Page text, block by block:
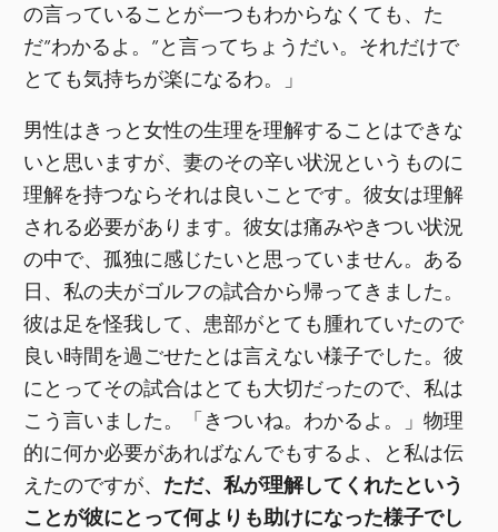
の言っていることが一つもわからなくても、た
だ”わかるよ。”と言ってちょうだい。それだけで
とても気持ちが楽になるわ。」
男性はきっと女性の生理を理解することはできな
いと思いますが、妻のその辛い状況というものに
理解を持つならそれは良いことです。彼女は理解
される必要があります。彼女は痛みやきつい状況
の中で、孤独に感じたいと思っていません。ある
日、私の夫がゴルフの試合から帰ってきました。
彼は足を怪我して、患部がとても腫れていたので
良い時間を過ごせたとは言えない様子でした。彼
にとってその試合はとても大切だったので、私は
こう言いました。「きついね。わかるよ。」物理
的に何か必要があればなんでもするよ、と私は伝
えたのですが、 ただ、私が理解してくれたという
ことが彼にとって何よりも助けになった様子でし